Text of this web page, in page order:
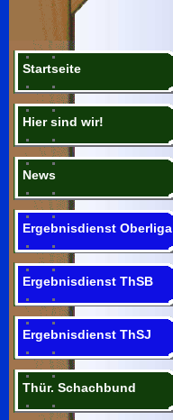
Startseite
Hier sind wir!
News
Ergebnisdienst Oberliga
Ergebnisdienst ThSB
Ergebnisdienst ThSJ
Thür. Schachbund